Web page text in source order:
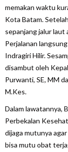
memakan waktu
Kota Batam.
sepanjang jalur laut
Perjalanan
Indragiri Hilir.
disambut oleh
Purwanti, SE, MM
M.Kes.
Dalam lawatannya,
Perbekalan
dijaga mutunya
bisa mutu obat